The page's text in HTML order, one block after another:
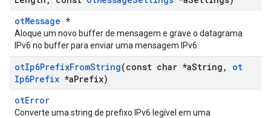
otMessage *
Aloque um novo buffer de mensagem e grave o datagrama
IPv6 no buffer para enviar uma mensagem IPv6.
otIp6PrefixFromString(const char *aString ,
ot
Ip6Prefix *aPrefix)
otError
Converte uma string de prefixo IPv6 legível em uma